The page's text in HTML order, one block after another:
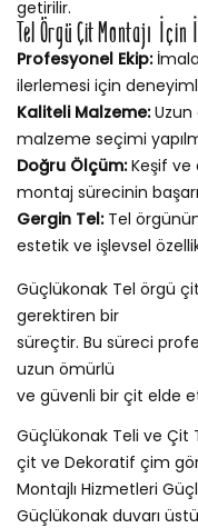
getirilir.
Tel Örgü Çit Montajı İçin
Profesyonel Ekip:
ilerlemesi için
Kaliteli Malzeme:Uzun
malzeme seçimi
Doğru Ölçüm:Keşif ve
montaj sürecinin
Gergin Tel:Tel
estetik ve işlevsel
Güçlükonak Tel örgü
gerektiren bir
süreçtir. Bu süreci
uzun ömürlü
ve güvenli bir çit elde
Güçlükonak Teli ve Çit
çit ve Dekoratif çim
Montajlı Hizmetleri
Güçlükonak duvarı